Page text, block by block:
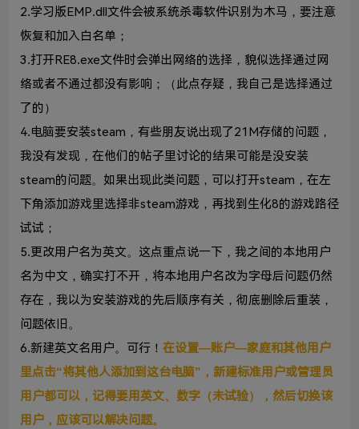
2.学习版EMP.dll文件会被系统杀毒软件识别为木马，要注意
恢复和加入白名单；
3.打开RE8.exe文件时会弹出网络的选择，貌似选择通过网
络或者不通过都没有影响；（此点存疑，我自己是选择通过
了的）
4.电脑要安装steam，有些朋友说出现了21M存储的问题，
我没有发现，在他们的帖子里讨论的结果可能是没安装
steam的问题。如果出现此类问题，可以打开steam，在左
下角添加游戏里选择非steam游戏，再找到生化8的游戏路径
试试；
5.更改用户名为英文。这点重点说一下，我之间的本地用户
名为中文，确实打不开，将本地用户名改为字母后问题仍然
存在，我以为安装游戏的先后顺序有关，彻底删除后重装，
问题依旧。
6.新建英文名用户。可行！ 在设置—账户—家庭和其他用户
里点击“将其他人添加到这台电脑”，新建标准用户或管理员
用户都可以，记得要用英文、数字（未试验），然后切换该
用户，应该可以解决问题。